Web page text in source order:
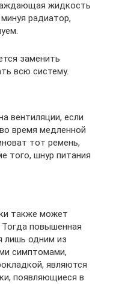
жидкость
радиатор,
заменить
всю систему.
вентиляции, если
время медленной
тот ремень,
того, шнур питания
также может
Тогда повышенная
лишь одним из
симптомами,
являются
появляющиеся в